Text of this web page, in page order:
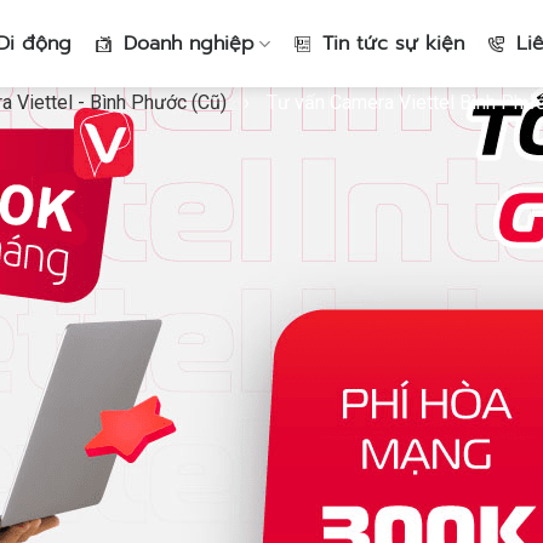
động Doanh nghiệp Tin tức sự kiện
Viettel - Bình Phước (Cũ) Tư vấn Camera Viettel Bình